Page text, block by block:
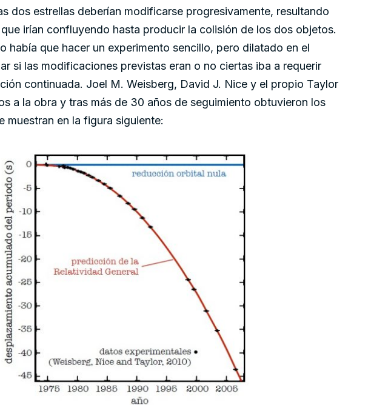
dos estrellas deberían modificarse progresivamente, resultando
irían confluyendo hasta producir la colisión de los dos objetos.
había que hacer un experimento sencillo, pero dilatado en el
si las modificaciones previstas eran o no ciertas iba a requerir
continuada. Joel M. Weisberg, David J. Nice y el propio Taylor
a la obra y tras más de 30 años de seguimiento obtuvieron los
muestran en la figura siguiente: